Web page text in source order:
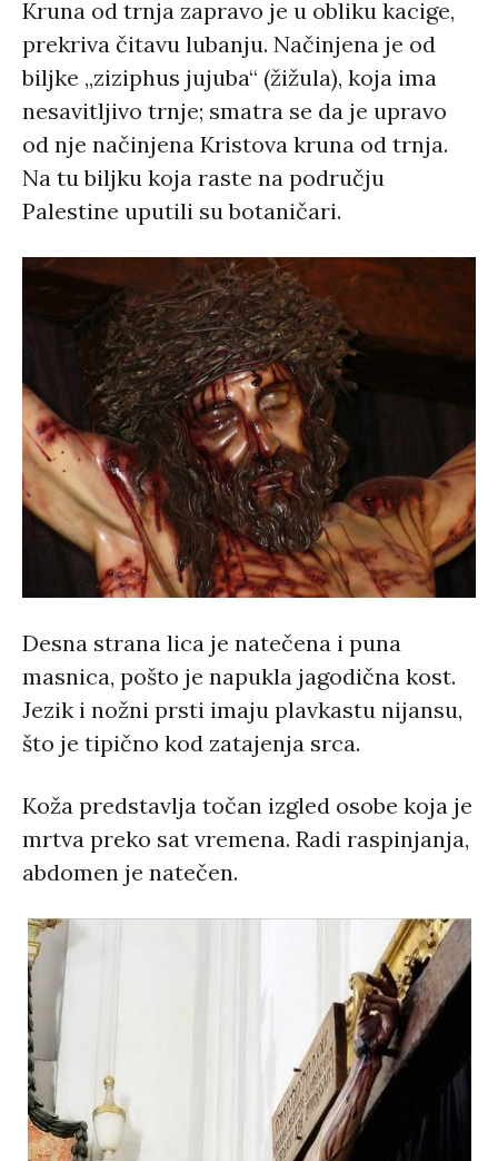
Kruna od trnja zapravo je u obliku kacige,
prekriva čitavu lubanju. Načinjena je od
biljke „ziziphus jujuba“ (žižula), koja ima
nesavitljivo trnje; smatra se da je upravo
od nje načinjena Kristova kruna od trnja.
Na tu biljku koja raste na području
Palestine uputili su botaničari.
Desna strana lica je natečena i puna
masnica, pošto je napukla jagodična kost.
Jezik i nožni prsti imaju plavkastu nijansu,
što je tipično kod zatajenja srca.
Koža predstavlja točan izgled osobe koja je
mrtva preko sat vremena. Radi raspinjanja,
abdomen je natečen.